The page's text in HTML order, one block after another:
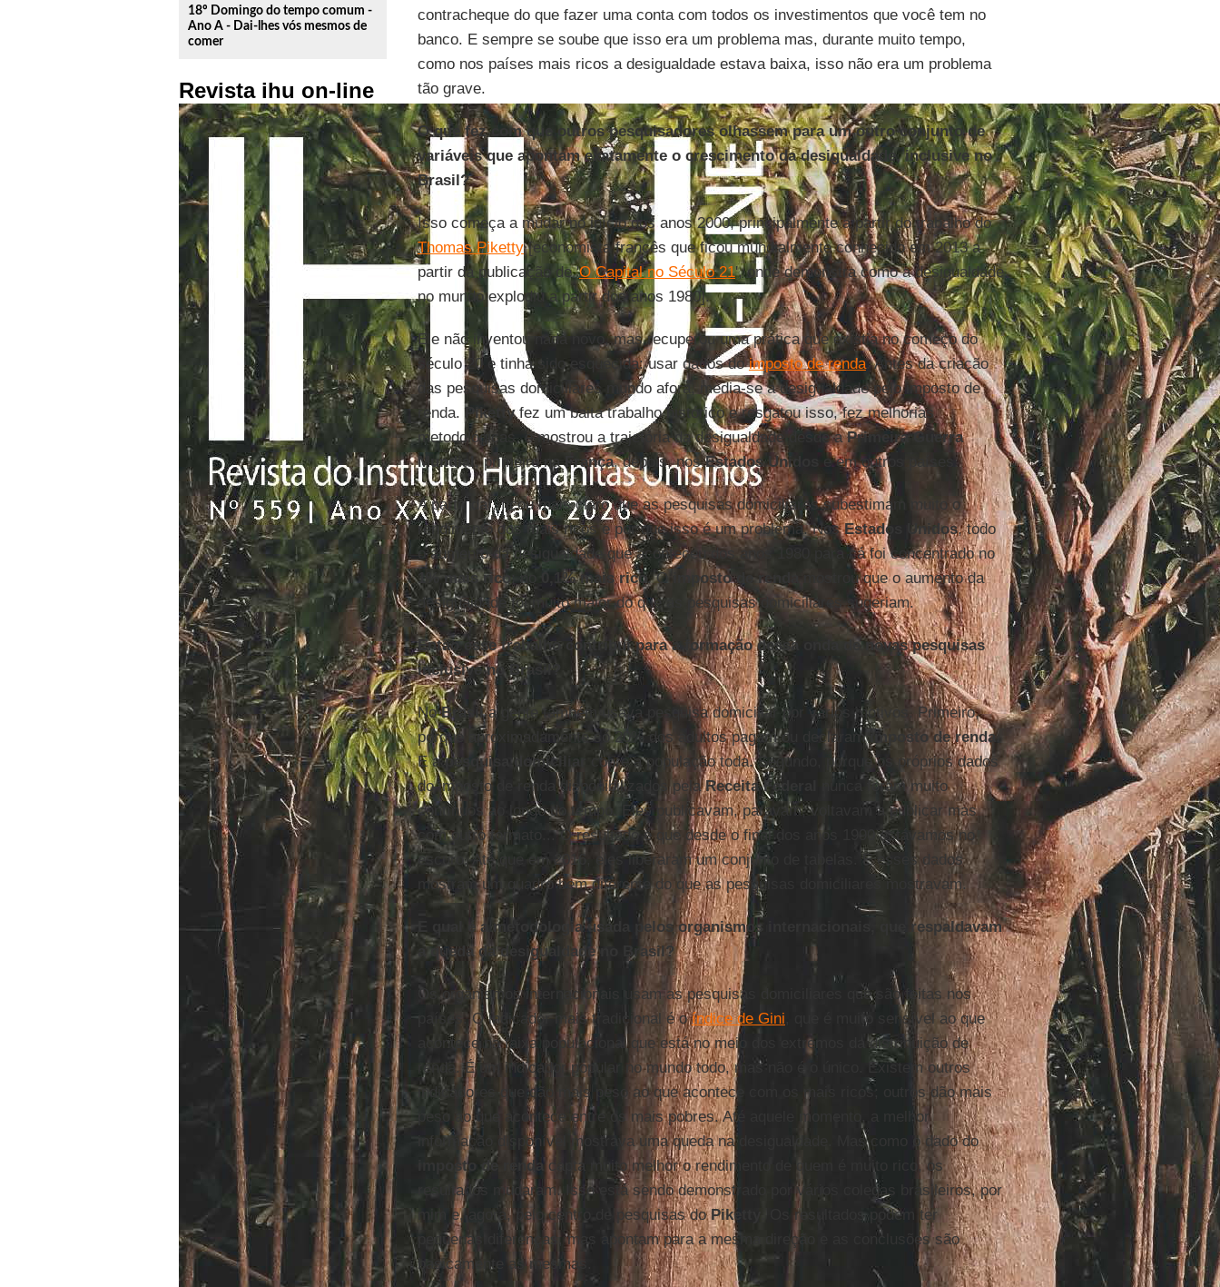
18º Domingo do tempo comum -
Ano A - Dai-lhes vós mesmos de
comer
Revista ihu on-line
contracheque do que fazer uma conta com todos os investimentos que você tem no
banco. E sempre se soube que isso era um problema mas, durante muito tempo,
como nos países mais ricos a desigualdade estava baixa, isso não era um problema
tão grave.
O que fez com que outros pesquisadores olhassem para um outro conjunto de
variáveis que apontam exatamente o crescimento da desigualdade, inclusive no
Brasil?
Isso começa a mudar no início dos anos 2000, principalmente a partir do trabalho do
Thomas Piketty[economista francês que ficou mundialmente conhecido em 2013 a
partir da publicação de 'O Capital no Século 21', onde demonstra como a desigualdade
no mundo explodiu a partir dos anos 1980].
Ele não inventou nada novo, mas recuperou uma prática que existia no começo do
século 20 e tinha sido esquecida: usar dados do imposto de renda. Antes da criação
das pesquisas domiciliares mundo afora, media-se a desigualdade pelo imposto de
renda. Pikettyfez um baita trabalho histórico e resgatou isso, fez melhorias
metodológicas, e mostrou a trajetória da desigualdade desde aPrimeira Guerra
Mundial, primeiro naFrança, depois, nosEstados Unidos e em outros países.
A partir daí, ficou mais claro que as pesquisas domiciliares subestimam muito o
rendimento dos mais ricos e por que isso é um problema. NosEstados Unidos, todo
o aumento da desigualdade que aconteceu dos anos 1980 para cá foi concentrado no
1% mais rico ; no 0,1% mais rico. O imposto de renda
mostrou que o aumento da
desigualdade foi muito maior do que as pesquisas domiciliares sugeriam.
Então esse trabalho contribui para a formação dessa onda de novas pesquisas
inclusive no Brasil?
NoBrasila gente também usava pesquisa domiciliar por vários motivos. Primeiro,
porque aproximadamente só 20% dos adultos pagam ou declaram imposto de renda.
E apesquisa domiciliar
cobre a população toda. Segundo, porque os próprios dados
do imposto de renda disponibilizados pelaReceita Federal
nunca foram muito
contínuos ao longo do tempo. Eles publicavam, paravam, voltavam a publicar mas
com outro formato... O resultado é que desde o final dos anos 1990 estávamos no
escuro. Até que em 2016, eles liberaram um conjunto de tabelas. E esses dados
mostram um quadro bem diferente do que as pesquisas domiciliares mostravam.
E qual é a metodologia usada pelos organismos internacionais, que respaldavam
a queda da desigualdade no Brasil?
Os organismos internacionais usam as pesquisas domiciliares que são feitas nos
países. O indicador mais tradicional é oíndice de Gini , que é muito sensível ao que
acontece na faixa populacional que está no meio dos extremos da distribuição de
renda. É um indicador popular no mundo todo, mas não é o único. Existem outros
indicadores que dão mais peso ao que acontece com os mais ricos; outros dão mais
peso ao que acontece entre os mais pobres. Até aquele momento, a melhor
informação disponível mostrava uma queda na desigualdade. Mas como o dado do
imposto de renda capta muito melhor o rendimento de quem é muito rico, os
resultados mudaram. Isso está sendo demonstrado por vários colegas brasileiros, por
mim e, agora, pelo centro de pesquisas doPiketty
. Os resultados podem ter
pequenas diferenças, mas apontam para a mesma direção e as conclusões são
basicamente as mesmas.